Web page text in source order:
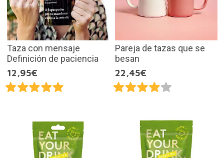
Taza con mensaje
Definición de paciencia
12,95€
Pareja de tazas que se
besan
22,45€